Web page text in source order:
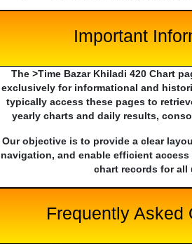
Important
The >Time Bazar Khiladi 420 Chart
exclusively for informational and
typically access these pages to
yearly charts and daily results,
Our objective is to provide a clear
navigation, and enable efficient access
chart records for all
Frequently Asked